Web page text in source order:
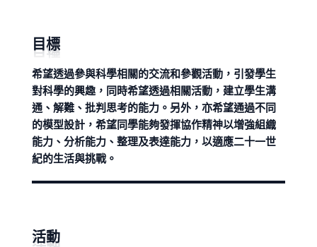
目標
希望透過參與科學相關的交流和參觀活動，引發學生
對科學的興趣，同時希望透過相關活動，建立學生溝
通、解難、批判思考的能力。另外，亦希望通過不同
的模型設計，希望同學能夠發揮協作精神以增強組織
能力、分析能力、整理及表達能力，以適應二十一世
紀的生活與挑戰。
活動